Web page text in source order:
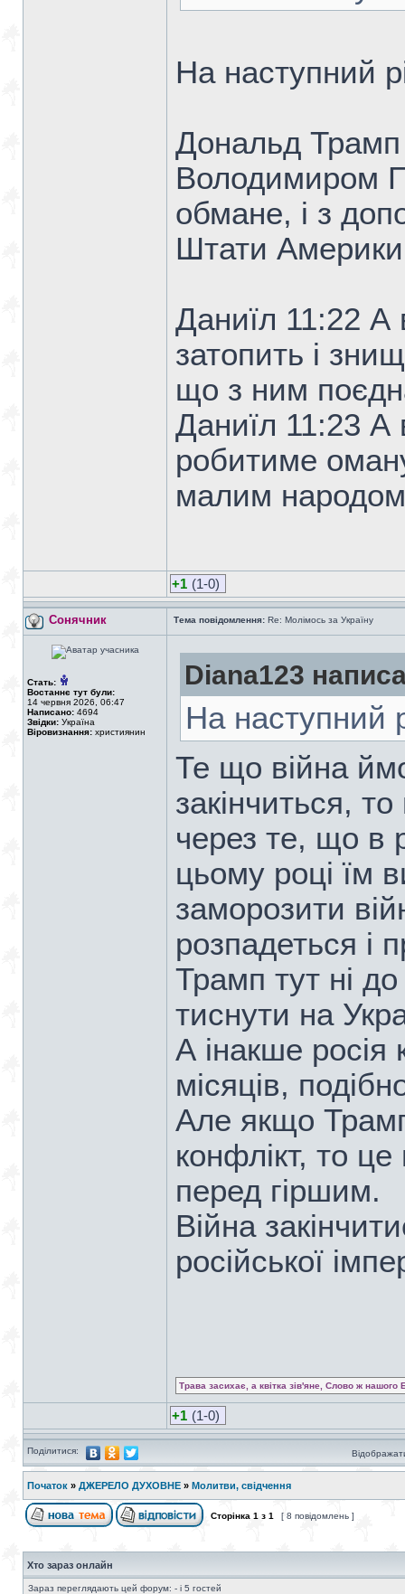
На наступний
Дональд Трамп
Володимиром
обмане, і з
Штати Америки
Даниїл 11:22 А
затопить і
що з ним
Даниїл 11:23 А
робитиме
малим народом
+1 (1-0)
Сонячник Тема повідомлення: Re: Молімось за Україну
Стать:
Востаннє тут були:
14 червня 2026, 06:47
Написано: 4694
Звідки: Україна
Віровизнання: християнин
Diana123
На наступний
Те що війна
закінчиться,
через те, що в
цьому році їм
заморозити
розпадеться і
Трамп тут ні
тиснути на
А інакше росія
місяців,
Але якщо
конфлікт, то
перед гіршим.
Війна
російської
Трава засихає, а квітка зів'яне, Слово ж нашого
+1 (1-0)
Поділитися:
Початок » ДЖЕРЕЛО ДУХОВНЕ » Молитви, свідчення
Сторінка 1 з 1 [ 8 повідомлень ]
Хто зараз онлайн
Зараз переглядають цей форум: - і 5 гостей